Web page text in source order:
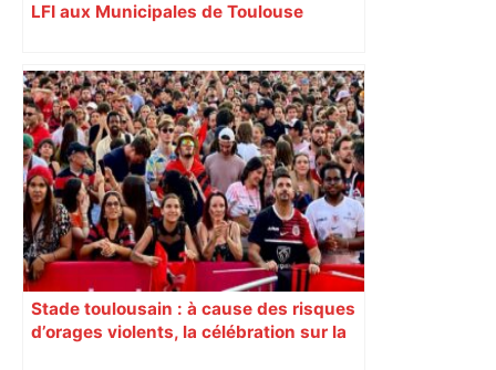
LFI aux Municipales de Toulouse
Stade toulousain : à cause des risques
d’orages violents, la célébration sur la